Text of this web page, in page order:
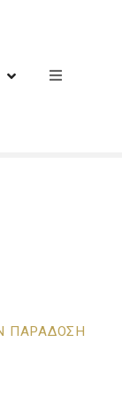
ΠΑΡΆΔΟΣΗ